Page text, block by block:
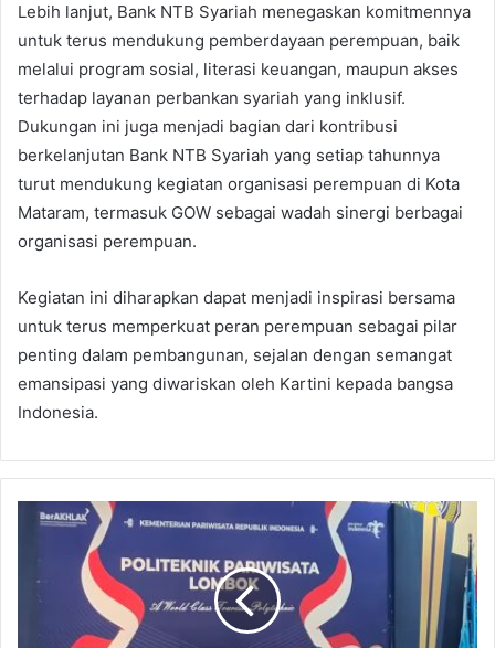
Lebih lanjut, Bank NTB Syariah menegaskan komitmennya
untuk terus mendukung pemberdayaan perempuan, baik
melalui program sosial, literasi keuangan, maupun akses
terhadap layanan perbankan syariah yang inklusif.
Dukungan ini juga menjadi bagian dari kontribusi
berkelanjutan Bank NTB Syariah yang setiap tahunnya
turut mendukung kegiatan organisasi perempuan di Kota
Mataram, termasuk GOW sebagai wadah sinergi berbagai
organisasi perempuan.
Kegiatan ini diharapkan dapat menjadi inspirasi bersama
untuk terus memperkuat peran perempuan sebagai pilar
penting dalam pembangunan, sejalan dengan semangat
emansipasi yang diwariskan oleh Kartini kepada bangsa
Indonesia.